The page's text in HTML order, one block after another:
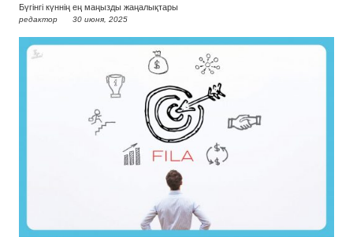
Бүгінгі күннің ең маңызды жаңалықтары
редактор 30 июня, 2025